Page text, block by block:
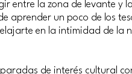
entre la zona de levante y
aprender un poco de los
en la intimidad de la
de interés cultural